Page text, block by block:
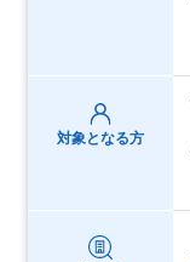
対象となる方